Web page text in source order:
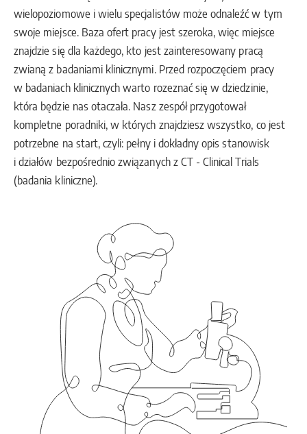
wielopoziomowe i wielu specjalistów może odnaleźć w tym
swoje miejsce. Baza ofert pracy jest szeroka, więc miejsce
znajdzie się dla każdego, kto jest zainteresowany pracą
zwianą z badaniami klinicznymi. Przed rozpoczęciem pracy
w badaniach klinicznych warto rozeznać się w dziedzinie,
która będzie nas otaczała. Nasz zespół przygotował
kompletne poradniki, w których znajdziesz wszystko, co jest
potrzebne na start, czyli: pełny i dokładny opis stanowisk
i działów bezpośrednio związanych z CT - Clinical Trials
(badania kliniczne).